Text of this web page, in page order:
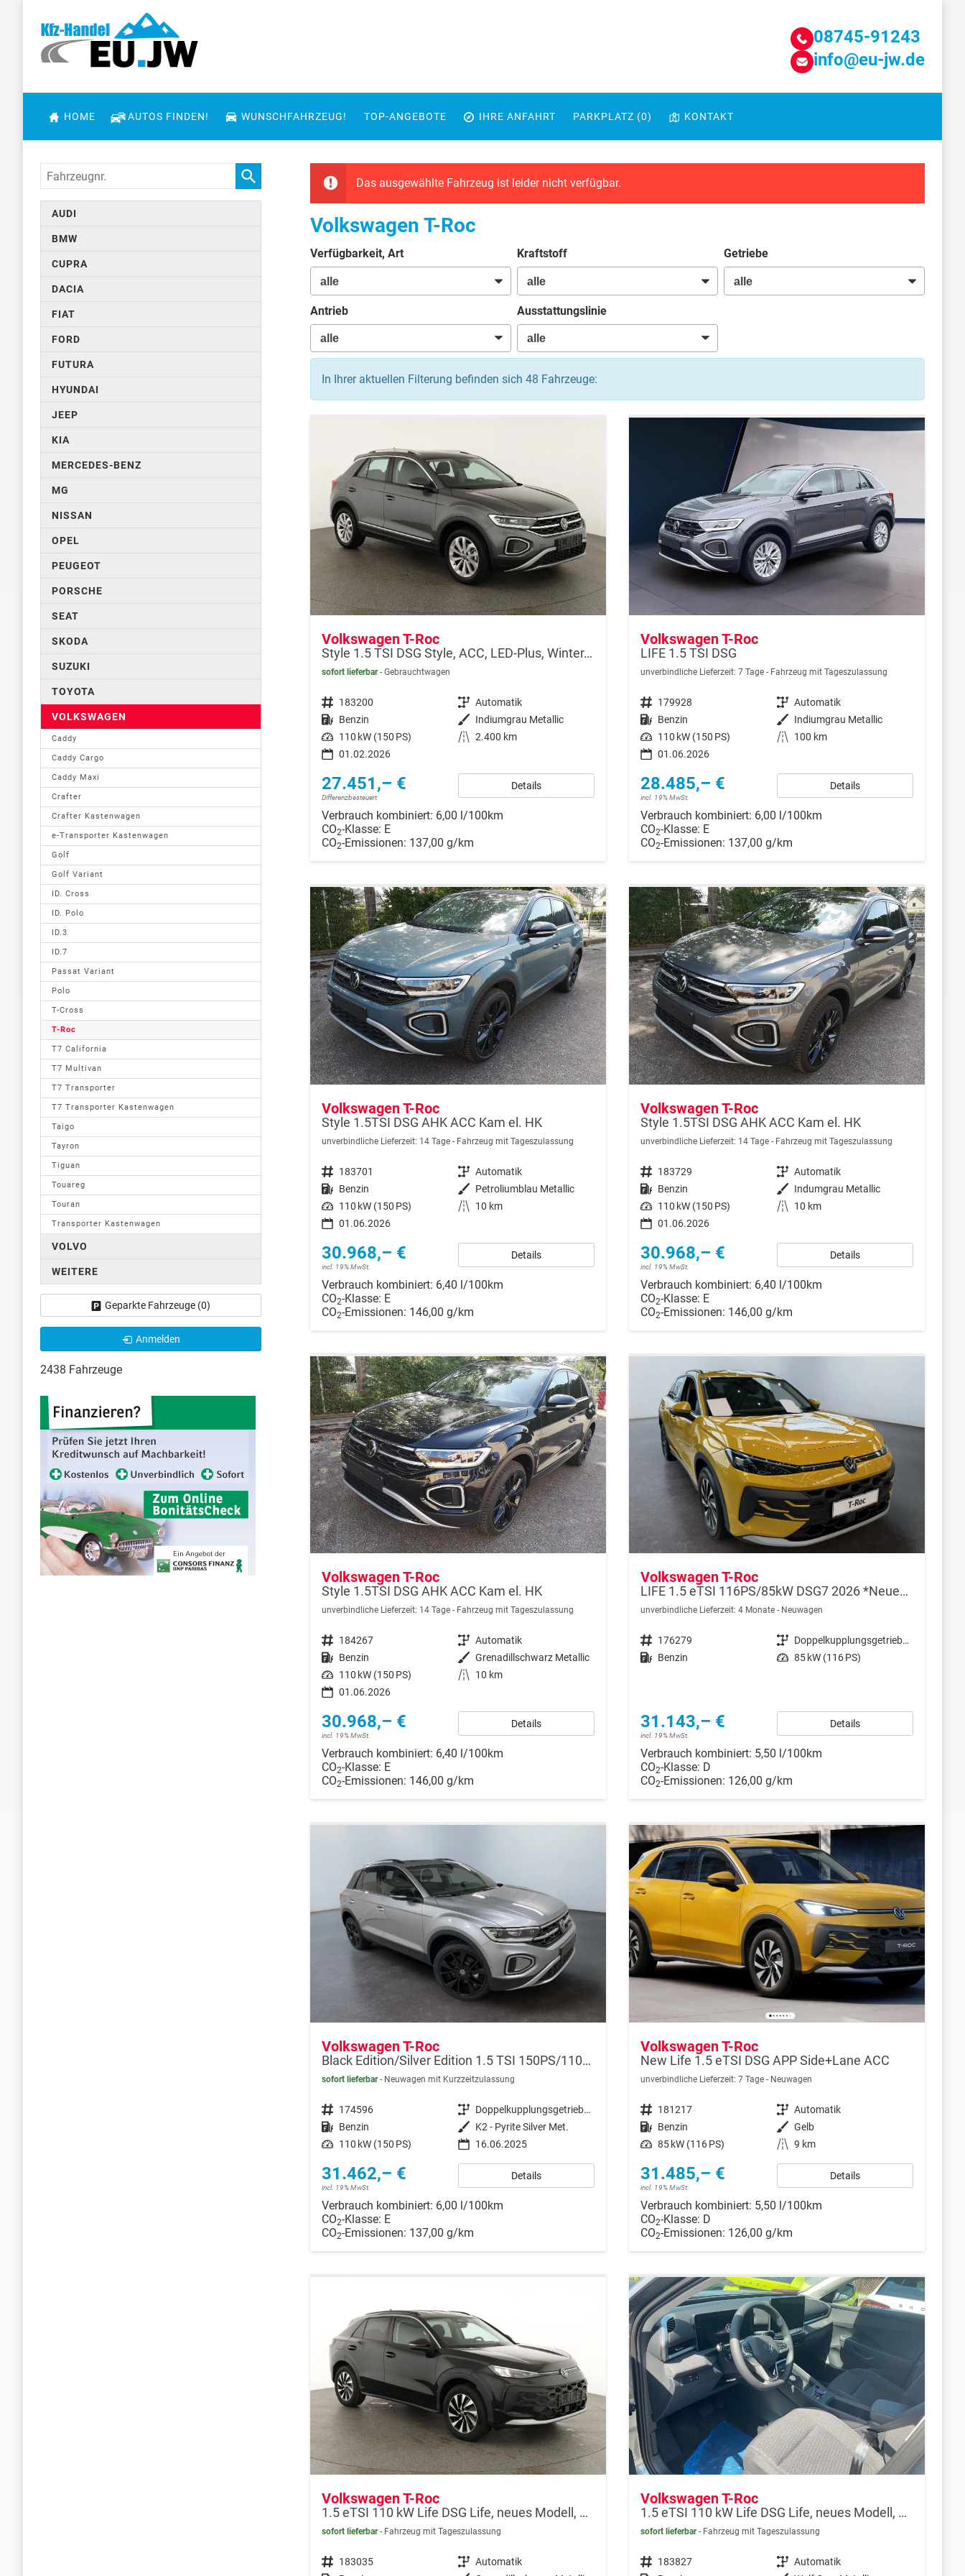
08745-91243
info@eu-jw.de
HOME AUTOS FINDEN! WUNSCHFAHRZEUG! TOP-ANGEBOTE IHRE ANFAHRT PARKPLATZ (0) KONTAKT
Das ausgewählte Fahrzeug ist leider nicht verfügbar.
Volkswagen T-Roc
Verfügbarkeit, Art Kraftstoff Getriebe
Antrieb Ausstattungslinie
In Ihrer aktuellen Filterung befinden sich 48 Fahrzeuge:
Volkswagen T-Roc
Style 1.5 TSI DSG Style, ACC, LED-Plus, Winter, 17-Zoll
sofort lieferbar Gebrauchtwagen
Fahrzeugnr. 183200 Getriebe Automatik
Kraftstoff Benzin Außenfarbe Indiumgrau Metallic
Leistung 110 kW (150 PS) Kilometerstand 2.400 km
01.02.2026
27.451,– €
Differenzbesteuert
Details
Verbrauch kombiniert: 6,00 l/100km
CO2-Klasse: E
CO2-Emissionen: 137,00 g/km
Volkswagen T-Roc
LIFE 1.5 TSI DSG
unverbindliche Lieferzeit: 7 Tage Fahrzeug mit Tageszulassung
Fahrzeugnr. 179928 Getriebe Automatik
Kraftstoff Benzin Außenfarbe Indiumgrau Metallic
Leistung 110 kW (150 PS) Kilometerstand
100 km
01.06.2026
28.485,– €
incl. 19% MwSt.
Details
Verbrauch kombiniert: 6,00 l/100km
CO2-Klasse: E
CO2-Emissionen: 137,00 g/km
Volkswagen T-Roc
Style 1.5TSI DSG AHK ACC Kam el. HK
unverbindliche Lieferzeit: 14 Tage Fahrzeug mit Tageszulassung
Fahrzeugnr. 183701 Getriebe Automatik
Kraftstoff Benzin Außenfarbe Petroliumblau Metallic
Leistung 110 kW (150 PS) Kilometerstand
10 km
01.06.2026
30.968,– €
incl. 19% MwSt.
Details
Verbrauch kombiniert: 6,40 l/100km
CO2-Klasse: E
CO2-Emissionen: 146,00 g/km
Volkswagen T-Roc
Style 1.5TSI DSG AHK ACC Kam el. HK
unverbindliche Lieferzeit: 14 Tage Fahrzeug mit Tageszulassung
Fahrzeugnr. 183729 Getriebe Automatik
Kraftstoff Benzin Außenfarbe Indumgrau Metallic
Leistung 110 kW (150 PS) Kilometerstand
10 km
01.06.2026
30.968,– €
incl. 19% MwSt.
Details
Verbrauch kombiniert: 6,40 l/100km
CO2-Klasse: E
CO2-Emissionen: 146,00 g/km
Volkswagen T-Roc
Style 1.5TSI DSG AHK ACC Kam el. HK
unverbindliche Lieferzeit: 14 Tage Fahrzeug mit Tageszulassung
Fahrzeugnr. 184267 Getriebe Automatik
Kraftstoff Benzin Außenfarbe Grenadillschwarz Metallic
Leistung 110 kW (150 PS) Kilometerstand
10 km
01.06.2026
30.968,– €
incl. 19% MwSt.
Details
Verbrauch kombiniert: 6,40 l/100km
CO2-Klasse: E
CO2-Emissionen: 146,00 g/km
Volkswagen T-Roc
LIFE 1.5 eTSI 116PS/85kW DSG7 2026 *Neues Modell*
unverbindliche Lieferzeit: 4 Monate Neuwagen
Fahrzeugnr. 176279 Getriebe
Doppelkupplungsgetriebe (DSG)
Kraftstoff Benzin Leistung 85 kW (116 PS)
31.143,– €
incl. 19% MwSt.
Details
Verbrauch kombiniert: 5,50 l/100km
CO2-Klasse: D
CO2-Emissionen: 126,00 g/km
Volkswagen T-Roc
Black Edition/Silver Edition 1.5 TSI 150PS/110kW DSG 2025 +Black Paket+19"ALU+MATRIX+PANO
sofort lieferbar Neuwagen mit Kurzzeitzulassung
Fahrzeugnr. 174596 Getriebe
Doppelkupplungsgetriebe (DSG)
Kraftstoff Benzin Außenfarbe K2 - Pyrite Silver Met.
Leistung 110 kW (150 PS) 16.06.2025
31.462,– €
incl. 19% MwSt.
Details
Verbrauch kombiniert: 6,00 l/100km
CO2-Klasse: E
CO2-Emissionen: 137,00 g/km
Volkswagen T-Roc
New Life 1.5 eTSI DSG APP Side+Lane ACC
unverbindliche Lieferzeit: 7 Tage Neuwagen
Fahrzeugnr. 181217 Getriebe Automatik
Kraftstoff Benzin Außenfarbe Gelb
Leistung 85 kW (116 PS) Kilometerstand 9 km
31.485,– €
incl. 19% MwSt.
Details
Verbrauch kombiniert: 5,50 l/100km
CO2-Klasse: D
CO2-Emissionen: 126,00 g/km
Volkswagen T-Roc
1.5 eTSI 110 kW Life DSG Life, neues Modell, LED, Kamera, Side, Winter, 17-Zoll
sofort lieferbar Fahrzeug mit Tageszulassung
Fahrzeugnr. 183035 Getriebe Automatik
Volkswagen T-Roc
1.5 eTSI 110 kW Life DSG Life, neues Modell, LED, Kamera, Side, Winter, 17-Zoll
sofort lieferbar Fahrzeug mit Tageszulassung
Fahrzeugnr. 183827 Getriebe Automatik
Fahrzeugnr.
AUDI
BMW
CUPRA
DACIA
FIAT
FORD
FUTURA
HYUNDAI
JEEP
KIA
MERCEDES-BENZ
MG
NISSAN
OPEL
PEUGEOT
PORSCHE
SEAT
SKODA
SUZUKI
TOYOTA
VOLKSWAGEN
Caddy
Caddy Cargo
Caddy Maxi
Crafter
Crafter Kastenwagen
e-Transporter Kastenwagen
Golf
Golf Variant
ID. Cross
ID. Polo
ID.3
ID.7
Passat Variant
Polo
T-Cross
T-Roc
T7 California
T7 Multivan
T7 Transporter
T7 Transporter Kastenwagen
Taigo
Tayron
Tiguan
Touareg
Touran
Transporter Kastenwagen
VOLVO
WEITERE
Geparkte Fahrzeuge (0)
Anmelden
2438 Fahrzeuge